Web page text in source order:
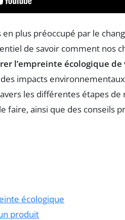
en plus préoccupé par le
de savoir comment nos
l’empreinte écologique de
impacts
les différentes étapes
faire, ainsi que des conseils
écologique
produit